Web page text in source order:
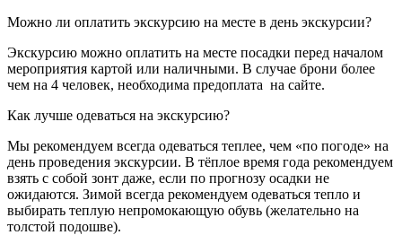
Можно ли оплатить экскурсию на месте в день экскурсии?
Экскурсию можно оплатить на месте посадки перед началом
мероприятия картой или наличными. В случае брони более
чем на 4 человек, необходима предоплата на сайте.
Как лучше одеваться на экскурсию?
Мы рекомендуем всегда одеваться теплее, чем «по погоде» на
день проведения экскурсии. В тёплое время года рекомендуем
взять с собой зонт даже, если по прогнозу осадки не
ожидаются. Зимой всегда рекомендуем одеваться тепло и
выбирать теплую непромокающую обувь (желательно на
толстой подошве).